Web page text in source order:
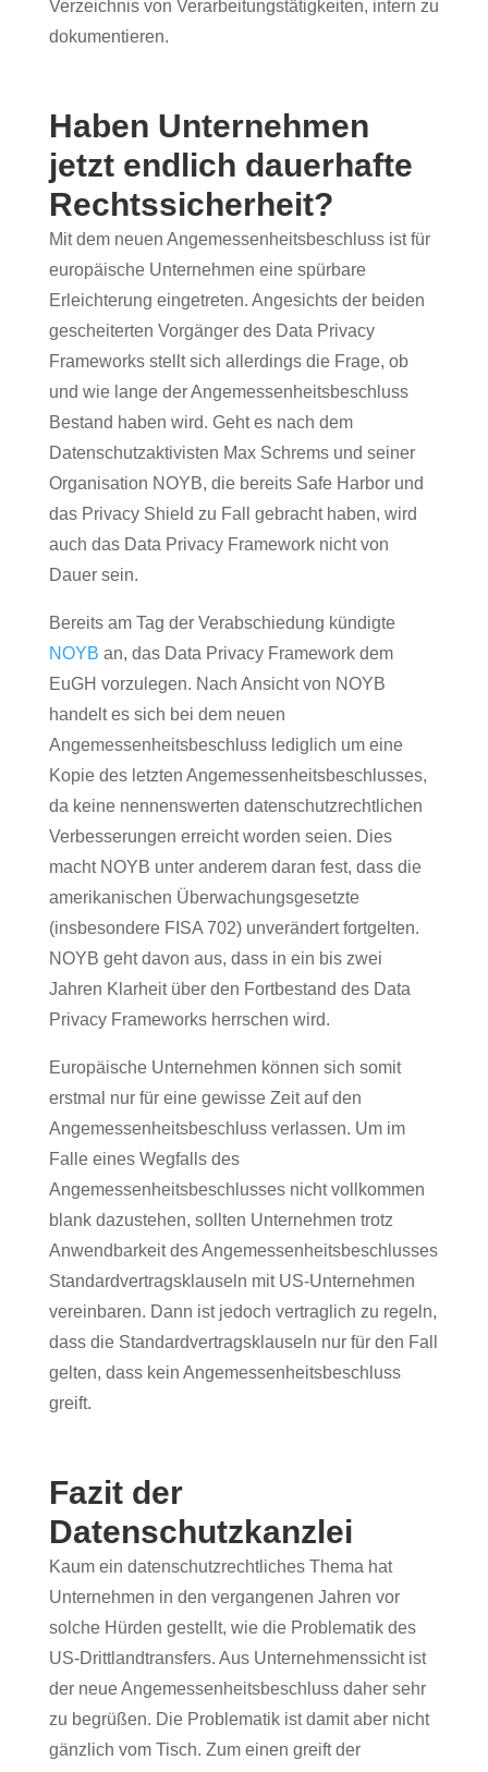
Verzeichnis von Verarbeitungstätigkeiten, intern zu
dokumentieren.
Haben Unternehmen
jetzt endlich dauerhafte
Rechtssicherheit?
Mit dem neuen Angemessenheitsbeschluss ist für
europäische Unternehmen eine spürbare
Erleichterung eingetreten. Angesichts der beiden
gescheiterten Vorgänger des Data Privacy
Frameworks stellt sich allerdings die Frage, ob
und wie lange der Angemessenheitsbeschluss
Bestand haben wird. Geht es nach dem
Datenschutzaktivisten Max Schrems und seiner
Organisation NOYB, die bereits Safe Harbor und
das Privacy Shield zu Fall gebracht haben, wird
auch das Data Privacy Framework nicht von
Dauer sein.
Bereits am Tag der Verabschiedung kündigte
NOYB an, das Data Privacy Framework dem
EuGH vorzulegen. Nach Ansicht von NOYB
handelt es sich bei dem neuen
Angemessenheitsbeschluss lediglich um eine
Kopie des letzten Angemessenheitsbeschlusses,
da keine nennenswerten datenschutzrechtlichen
Verbesserungen erreicht worden seien. Dies
macht NOYB unter anderem daran fest, dass die
amerikanischen Überwachungsgesetzte
(insbesondere FISA 702) unverändert fortgelten.
NOYB geht davon aus, dass in ein bis zwei
Jahren Klarheit über den Fortbestand des Data
Privacy Frameworks herrschen wird.
Europäische Unternehmen können sich somit
erstmal nur für eine gewisse Zeit auf den
Angemessenheitsbeschluss verlassen. Um im
Falle eines Wegfalls des
Angemessenheitsbeschlusses nicht vollkommen
blank dazustehen, sollten Unternehmen trotz
Anwendbarkeit des Angemessenheitsbeschlusses
Standardvertragsklauseln mit US-Unternehmen
vereinbaren. Dann ist jedoch vertraglich zu regeln,
dass die Standardvertragsklauseln nur für den Fall
gelten, dass kein Angemessenheitsbeschluss
greift.
Fazit der
Datenschutzkanzlei
Kaum ein datenschutzrechtliches Thema hat
Unternehmen in den vergangenen Jahren vor
solche Hürden gestellt, wie die Problematik des
US-Drittlandtransfers. Aus Unternehmenssicht ist
der neue Angemessenheitsbeschluss daher sehr
zu begrüßen. Die Problematik ist damit aber nicht
gänzlich vom Tisch. Zum einen greift der